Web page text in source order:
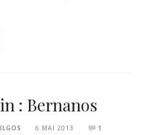
: Bernanos
6 MAI 2013 1